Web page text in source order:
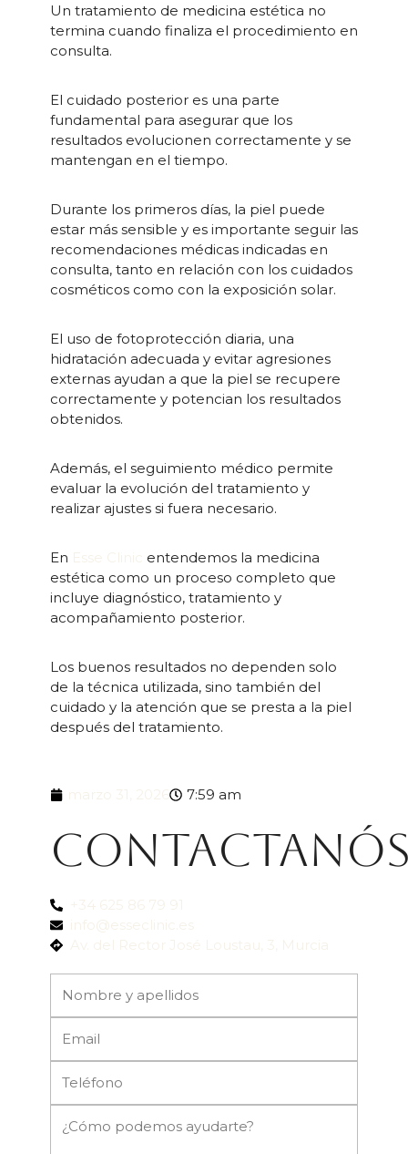
Un tratamiento de medicina estética no
termina cuando finaliza el procedimiento en
consulta.
El cuidado posterior es una parte
fundamental para asegurar que los
resultados evolucionen correctamente y se
mantengan en el tiempo.
Durante los primeros días, la piel puede
estar más sensible y es importante seguir las
recomendaciones médicas indicadas en
consulta, tanto en relación con los cuidados
cosméticos como con la exposición solar.
El uso de fotoprotección diaria, una
hidratación adecuada y evitar agresiones
externas ayudan a que la piel se recupere
correctamente y potencian los resultados
obtenidos.
Además, el seguimiento médico permite
evaluar la evolución del tratamiento y
realizar ajustes si fuera necesario.
En
entendemos la medicina
estética como un proceso completo que
incluye diagnóstico, tratamiento y
acompañamiento posterior.
Los buenos resultados no dependen solo
de la técnica utilizada, sino también del
cuidado y la atención que se presta a la piel
después del tratamiento.
7:59 am